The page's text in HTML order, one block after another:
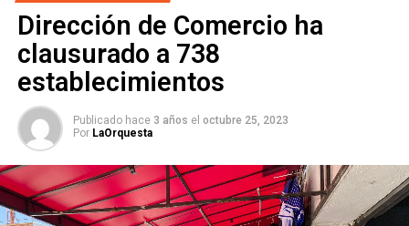
Dirección de Comercio ha
clausurado a 738
establecimientos
Publicado hace 3 años el octubre 25, 2023
Por LaOrquesta